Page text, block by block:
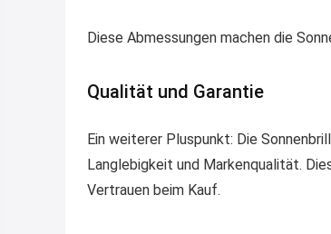
Diese Abmessungen machen die
Qualität und Garantie
Ein weiterer Pluspunkt: Die
Langlebigkeit und Markenqualität.
Vertrauen beim Kauf.